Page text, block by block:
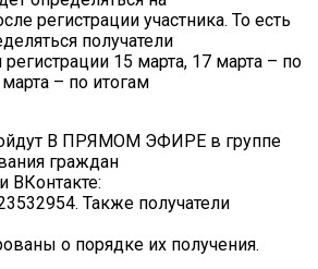
регистрации участника. То есть
получатели
15 марта, 17 марта – по
– по итогам
В ПРЯМОМ ЭФИРЕ в группе
граждан
ВКонтакте:
Также получатели
о порядке их получения.